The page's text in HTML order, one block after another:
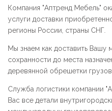
Компания "Аптренд Мебель"
услуги доставки
регионы России, страны СНГ.
Мы знаем как доставить Вашу
сохранности до места
деревянной обрешетки
Служба логистики компании "
Вас все детали